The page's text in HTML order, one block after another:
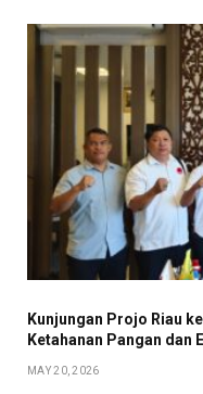
Kunjungan Projo Riau
Ketahanan Pangan dan
MAY 20, 2026